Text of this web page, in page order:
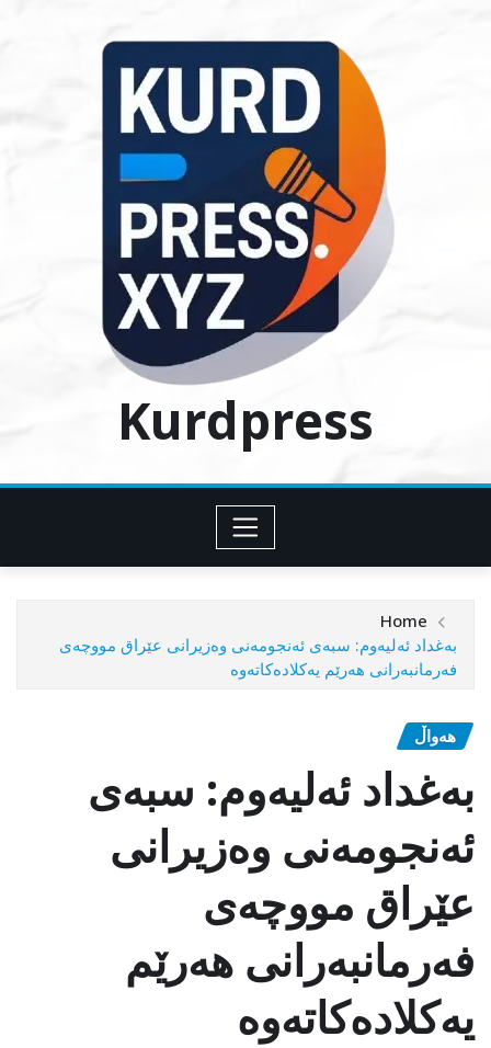
Kurdpress
Home
به‌غداد ئه‌لیه‌وم: سبه‌ی ئه‌نجومه‌نی وه‌زیرانی‌ عێراق مووچه‌ی
فه‌رمانبه‌رانی هه‌رێم یه‌كلاده‌كاته‌وه‌
هەواڵ
به‌غداد ئه‌لیه‌وم: سبه‌ی
ئه‌نجومه‌نی وه‌زیرانی‌
عێراق مووچه‌ی
فه‌رمانبه‌رانی هه‌رێم
یه‌كلاده‌كاته‌وه‌